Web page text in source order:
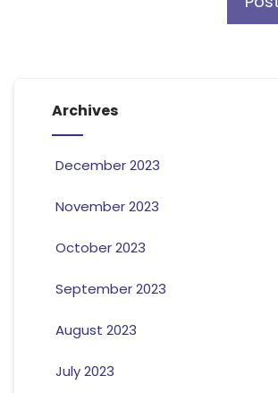
Archives
December 2023
November 2023
October 2023
September 2023
August 2023
July 2023